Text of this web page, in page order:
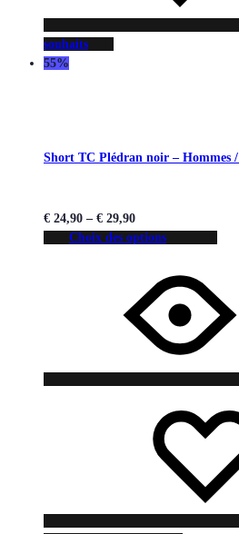
souhaits
55%
Short TC Plédran noir – Hommes
€ 24,90 – € 29,90
Choix des options